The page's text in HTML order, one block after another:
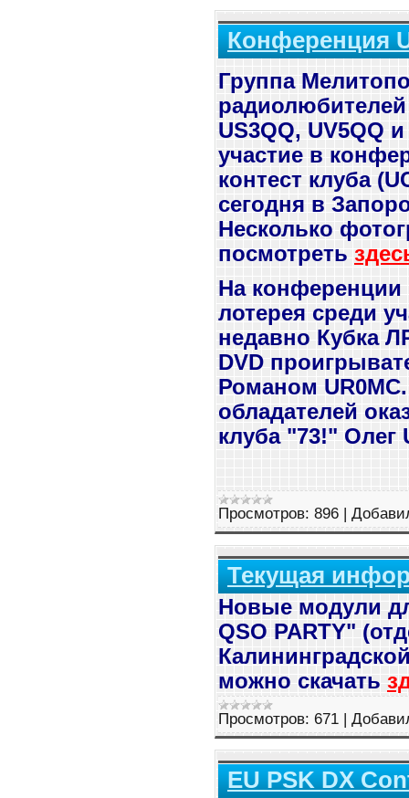
Конференция
Группа
радиолюбителей
US3QQ, UV5QQ
участие в
контест клуба
сегодня в
Несколько
посмотреть
На
лотерея среди
недавно Кубка
DVD
Романом
обладателей
клуба "73!" Олег
Просмотров: 896 |
Текущая
Новые модули
QSO PARTY"
можно скачать
Просмотров: 671 |
EU PSK DX